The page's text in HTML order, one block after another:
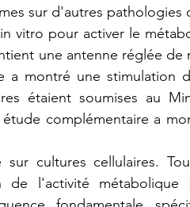
sur d'autres pathologies
vitro pour activer le
une antenne réglée de
a montré une stimulation
étaient soumises au
complémentaire a
cultures cellulaires.
de l'activité métabolique